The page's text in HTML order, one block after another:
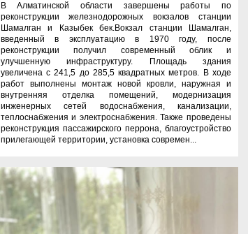
В Алматинской области завершены работы по
реконструкции железнодорожных вокзалов станции
Шамалган и Казыбек бек.Вокзал станции Шамалган,
введенный в эксплуатацию в 1970 году, после
реконструкции получил современный облик и
улучшенную инфраструктуру. Площадь здания
увеличена с 241,5 до 285,5 квадратных метров. В ходе
работ выполнены монтаж новой кровли, наружная и
внутренняя отделка помещений, модернизация
инженерных сетей водоснабжения, канализации,
теплоснабжения и электроснабжения. Также проведены
реконструкция пассажирского перрона, благоустройство
прилегающей территории, установка современ...